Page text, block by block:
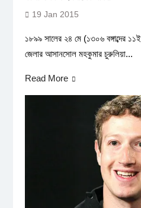
19 Jan 2015
১৮৯৯ সালের ২৪ মে (১৩০৬ বঙ্গাব্দের ১১ই
জেলার আসানসোল মহকুমার চুরুলিয়া...
Read More